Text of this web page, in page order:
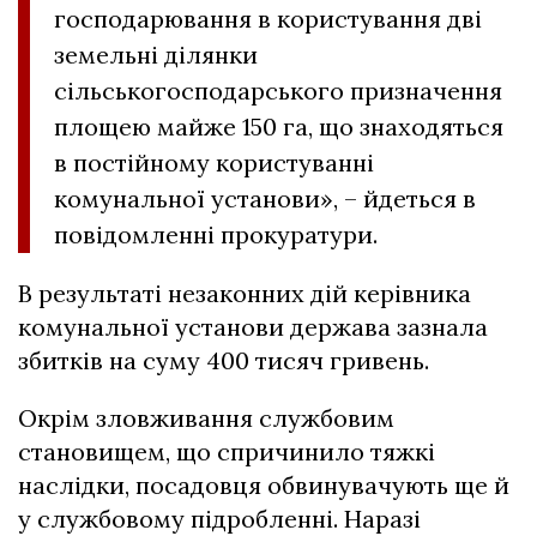
господарювання в користування дві
земельні ділянки
сільськогосподарського призначення
площею майже 150 га, що знаходяться
в постійному користуванні
комунальної установи», – йдеться в
повідомленні прокуратури.
В результаті незаконних дій керівника
комунальної установи держава зазнала
збитків на суму 400 тисяч гривень.
Окрім зловживання службовим
становищем, що спричинило тяжкі
наслідки, посадовця обвинувачують ще й
у службовому підробленні. Наразі